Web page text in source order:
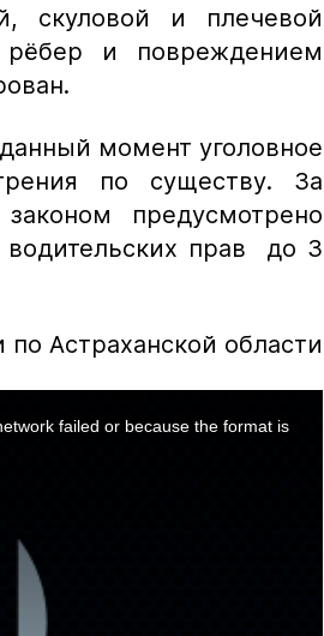
скуловой и плечевой
и повреждением
момент уголовное
по существу. За
предусмотрено
прав до 3
Астраханской области
failed or because the format is